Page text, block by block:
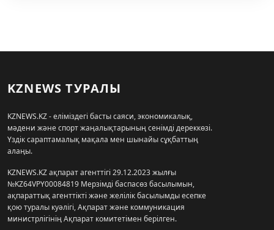
KZNEWS ТУРАЛЫ
KZNEWS.KZ - еліміздегі басты саяси, экономикалық,
мәдени және спорт жаңалықтарының сенімді дереккөзі.
Үздік сараптамалық мақала мен шынайы сұқбаттың
алаңы.
KZNEWS.KZ ақпарат агенттігі 29.12.2023 жылғы
№KZ64VPY00084819 Мерзімді баспасөз басылымын,
ақпараттық агенттікті және желілік басылымды есепке
қою туралы куәлігі, Ақпарат және коммуникация
министрлігінің Ақпарат комитетімен берілген.